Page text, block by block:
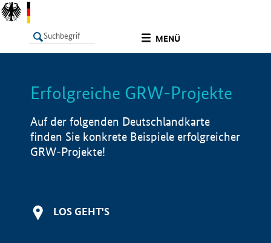
MENÜ
LISTE Info
Erfolgreiche GRW-Projekte
Auf der folgenden Deutschlandkarte
finden Sie konkrete Beispiele erfolgreicher
GRW-Projekte!
LOS GEHT'S